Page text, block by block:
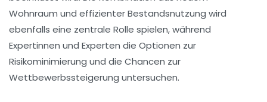
Wohnraum und effizienter Bestandsnutzung wird
ebenfalls eine zentrale Rolle spielen, während
Expertinnen und Experten die Optionen zur
Risikominimierung und die Chancen zur
Wettbewerbssteigerung untersuchen.